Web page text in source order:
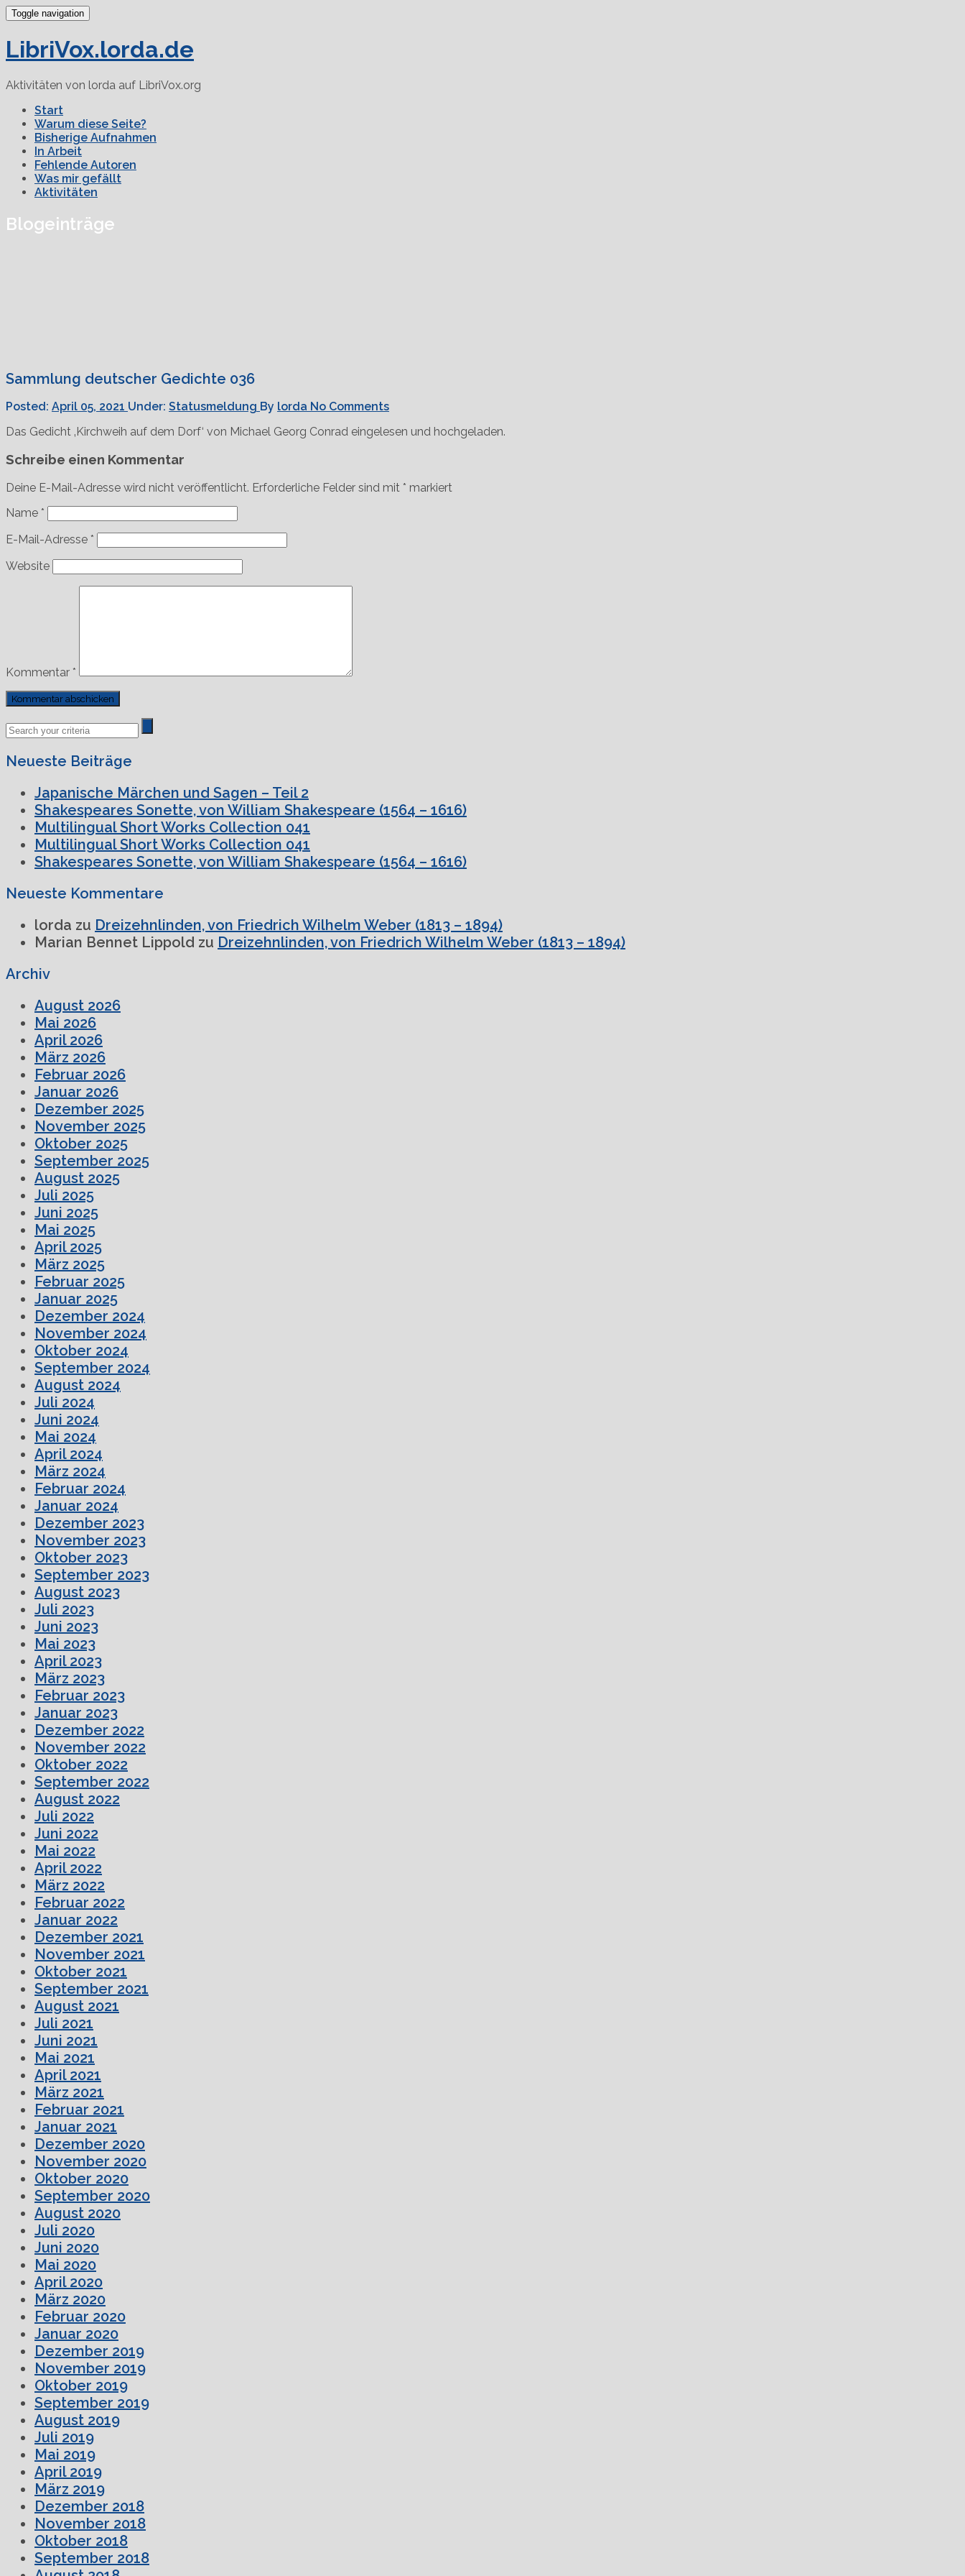
Toggle navigation
LibriVox.lorda.de
Aktivitäten von lorda auf LibriVox.org
Start
Warum diese Seite?
Bisherige Aufnahmen
In Arbeit
Fehlende Autoren
Was mir gefällt
Aktivitäten
Blogeinträge
Sammlung deutscher Gedichte 036
Posted: April 05, 2021 Under: Statusmeldung By lorda No Comments
Das Gedicht ‚Kirchweih auf dem Dorf‘ von Michael Georg Conrad eingelesen und hochgeladen.
Schreibe einen Kommentar
Deine E-Mail-Adresse wird nicht veröffentlicht. Erforderliche Felder sind mit * markiert
Name *
E-Mail-Adresse *
Website
Kommentar *
Previous
Post
Next
Post
Neueste Beiträge
Japanische Märchen und Sagen – Teil 2
Shakespeares Sonette, von William Shakespeare (1564 – 1616)
Multilingual Short Works Collection 041
Multilingual Short Works Collection 041
Shakespeares Sonette, von William Shakespeare (1564 – 1616)
Neueste Kommentare
lorda zu Dreizehnlinden, von Friedrich Wilhelm Weber (1813 – 1894)
Marian Bennet Lippold zu Dreizehnlinden, von Friedrich Wilhelm Weber (1813 – 1894)
Archiv
August 2026
Mai 2026
April 2026
März 2026
Februar 2026
Januar 2026
Dezember 2025
November 2025
Oktober 2025
September 2025
August 2025
Juli 2025
Juni 2025
Mai 2025
April 2025
März 2025
Februar 2025
Januar 2025
Dezember 2024
November 2024
Oktober 2024
September 2024
August 2024
Juli 2024
Juni 2024
Mai 2024
April 2024
März 2024
Februar 2024
Januar 2024
Dezember 2023
November 2023
Oktober 2023
September 2023
August 2023
Juli 2023
Juni 2023
Mai 2023
April 2023
März 2023
Februar 2023
Januar 2023
Dezember 2022
November 2022
Oktober 2022
September 2022
August 2022
Juli 2022
Juni 2022
Mai 2022
April 2022
März 2022
Februar 2022
Januar 2022
Dezember 2021
November 2021
Oktober 2021
September 2021
August 2021
Juli 2021
Juni 2021
Mai 2021
April 2021
März 2021
Februar 2021
Januar 2021
Dezember 2020
November 2020
Oktober 2020
September 2020
August 2020
Juli 2020
Juni 2020
Mai 2020
April 2020
März 2020
Februar 2020
Januar 2020
Dezember 2019
November 2019
Oktober 2019
September 2019
August 2019
Juli 2019
Mai 2019
April 2019
März 2019
Dezember 2018
November 2018
Oktober 2018
September 2018